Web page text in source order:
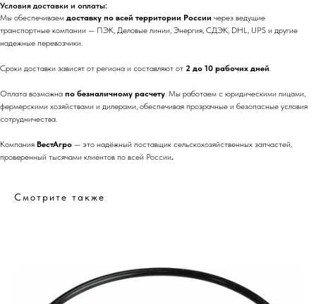
Условия доставки и оплаты:
Мы обеспечиваем доставку по всей территории России через ведущие
транспортные компании — ПЭК, Деловые линии, Энергия, СДЭК, DHL, UPS и другие
надежные перевозчики.
Сроки доставки зависят от региона и составляют от 2 до 10 рабочих дней.
Оплата возможна по безналичному расчету. Мы работаем с юридическими лицами,
фермерскими хозяйствами и дилерами, обеспечивая прозрачные и безопасные условия
сотрудничества.
Компания ВестАгро — это надёжный поставщик сельскохозяйственных запчастей,
проверенный тысячами клиентов по всей России.
Смотрите также